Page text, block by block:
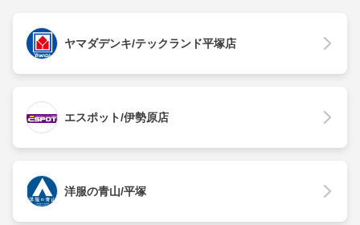
ヤマダデンキ/テックランド平塚店
エスポット/伊勢原店
洋服の青山/平塚